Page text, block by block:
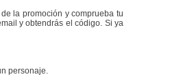
la promoción y comprueba tu
y obtendrás el código. Si ya
personaje.